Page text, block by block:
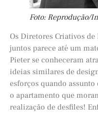
Foto: Reprodução/
Os Diretores Criativos de
juntos parece até um
Pieter se conheceram
ideias similares de
esforços quando
o apartamento que
realização de desfiles!